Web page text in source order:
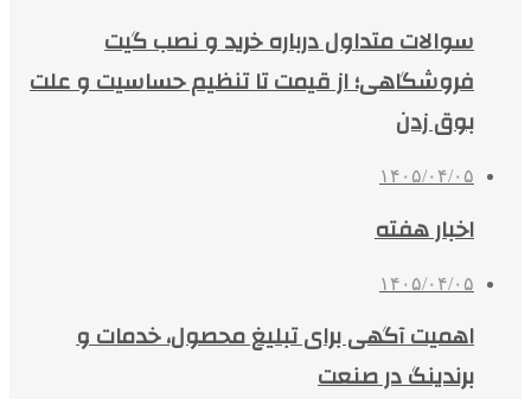
سوالات متداول درباره خرید و نصب گیت
فروشگاهی؛ از قیمت تا تنظیم حساسیت و علت
بوق زدن
۱۴۰۵/۰۴/۰۵
اخبار هفته
۱۴۰۵/۰۴/۰۵
اهمیت آگهی برای تبلیغ محصول، خدمات و
برندینگ در صنعت